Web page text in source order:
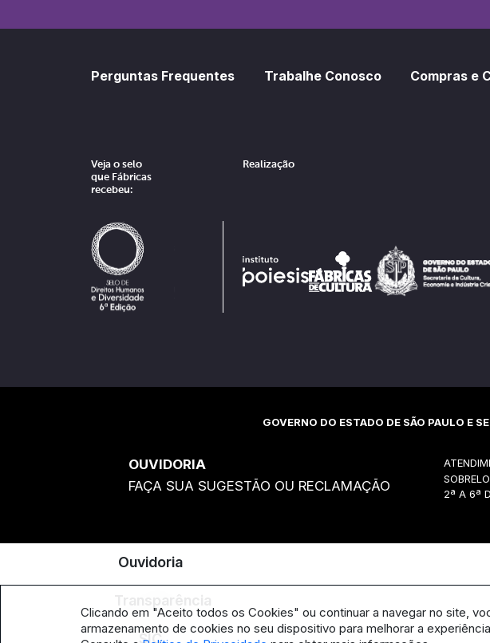
Perguntas Frequentes Trabalhe Conosco Compras e
Veja o selo
que Fábricas
recebeu:
Realização
GOVERNO DO ESTADO DE SÃO PAULO E
OUVIDORIA
FAÇA SUA SUGESTÃO OU RECLAMAÇÃO
2ª A 6ª
Ouvidoria
SIC
Clicando em "Aceito todos os Cookies" ou continuar a navegar no site,
armazenamento de cookies no seu dispositivo para melhorar a